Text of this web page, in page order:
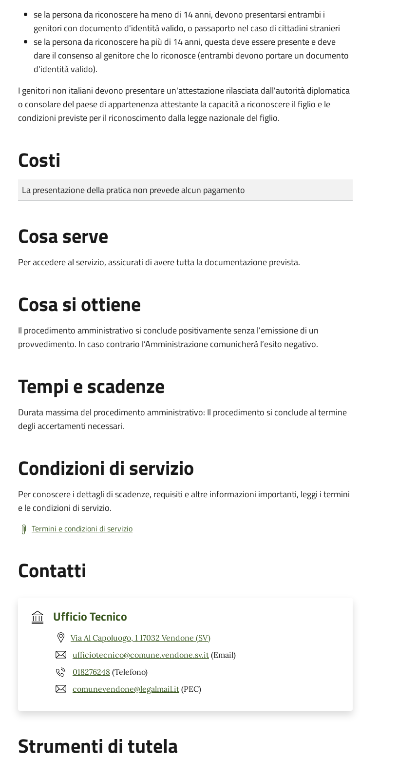
se la persona da riconoscere ha meno di 14 anni, devono presentarsi entrambi i
genitori con documento d'identità valido, o passaporto nel caso di cittadini stranieri
se la persona da riconoscere ha più di 14 anni, questa deve essere presente e deve
dare il consenso al genitore che lo riconosce (entrambi devono portare un documento
d'identità valido).
I genitori non italiani devono presentare un'attestazione rilasciata dall'autorità diplomatica
o consolare del paese di appartenenza attestante la capacità a riconoscere il figlio e le
condizioni previste per il riconoscimento dalla legge nazionale del figlio.
Costi
Tipo di pagamento
Importo
La presentazione della pratica non prevede alcun pagamento
Cosa serve
Per accedere al servizio, assicurati di avere tutta la documentazione prevista.
Cosa si ottiene
Il procedimento amministrativo si conclude positivamente senza l’emissione di un
provvedimento. In caso contrario l’Amministrazione comunicherà l’esito negativo.
Tempi e scadenze
Durata massima del procedimento amministrativo: Il procedimento si conclude al termine
degli accertamenti necessari.
Condizioni di servizio
Per conoscere i dettagli di scadenze, requisiti e altre informazioni importanti, leggi i termini
e le condizioni di servizio.
Termini e condizioni di servizio
Contatti
Ufficio Tecnico
Via Al Capoluogo, 1 17032 Vendone (SV)
ufficiotecnico@comune.vendone.sv.it (Email)
018276248 (Telefono)
comunevendone@legalmail.it (PEC)
Strumenti di tutela